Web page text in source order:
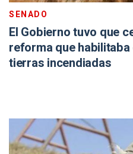
SENADO
El Gobierno tuvo que
reforma que
tierras incendiadas